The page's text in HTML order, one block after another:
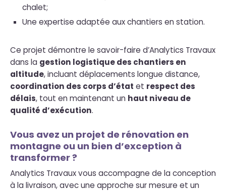
chalet;
Une expertise adaptée aux chantiers en station.
Ce projet démontre le savoir-faire d’Analytics Travaux
dans la gestion logistique des chantiers en
altitude, incluant déplacements longue distance,
coordination des corps d’état et respect des
délais, tout en maintenant un haut niveau de
qualité d’exécution.
Vous avez un projet de rénovation en
montagne ou un bien d’exception à
transformer ?
Analytics Travaux vous accompagne de la conception
à la livraison, avec une approche sur mesure et un